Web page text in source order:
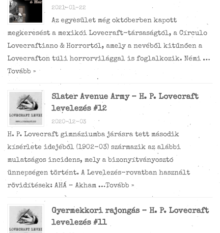
2021-01-22
Az egyesület még októberben kapott
megkeresést a mexikói Lovecraft-társaságtól, a Círculo
Lovecraftiano & Horrortól, amely a nevéből kitűnően a
Lovecrafton túli horrorvilággal is foglalkozik. Némi …
Tovább »
Slater Avenue Army – H. P. Lovecraft
levelezés #12
2020-12-03
H. P. Lovecraft gimnáziumba járásra tett második
kísérlete idejéből (1902-03) származik az alábbi
mulatságos incidens, mely a bizonyítványosztó
ünnepségen történt. A Levelezés-rovatban használt
rövidítések: AHÁ – Akham …Tovább »
Gyermekkori rajongás – H. P. Lovecraft
levelezés #11